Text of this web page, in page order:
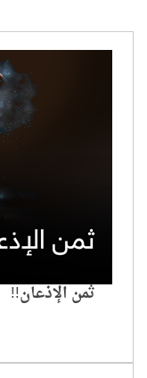
ثمن الإذعان!!